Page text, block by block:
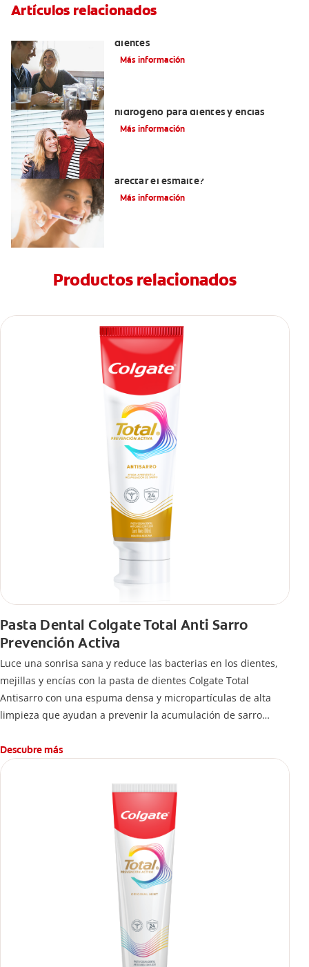
Artículos relacionados
dientes
Más información
hidrógeno para dientes y encías
Más información
afectar el esmalte?
Más información
Productos relacionados
Pasta Dental Colgate Total Anti Sarro
Prevención Activa
Luce una sonrisa sana y reduce las bacterias en los dientes,
mejillas y encías con la pasta de dientes Colgate Total
Antisarro con una espuma densa y micropartículas de alta
limpieza que ayudan a prevenir la acumulación de sarro
Descubre más